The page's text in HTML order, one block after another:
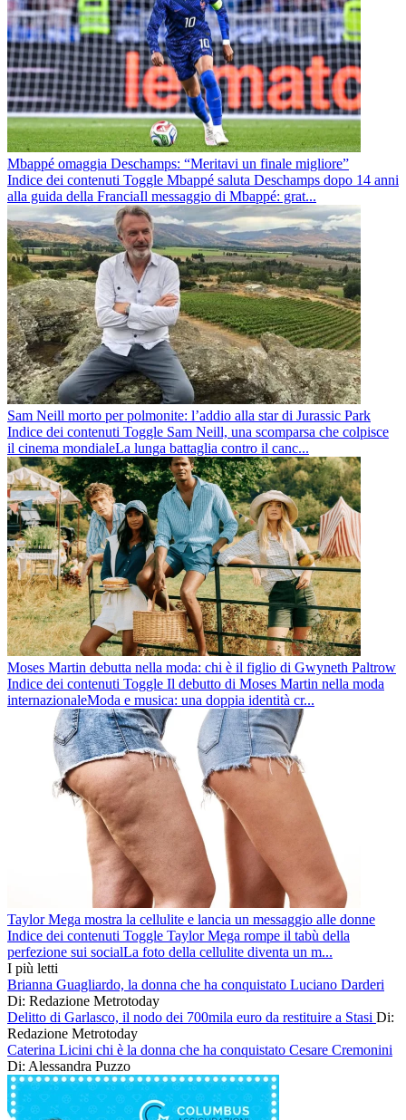
Mbappé omaggia Deschamps: “Meritavi un finale migliore”
Indice dei contenuti Toggle Mbappé saluta Deschamps dopo 14 anni
alla guida della FranciaIl messaggio di Mbappé: grat...
Sam Neill morto per polmonite: l’addio alla star di Jurassic Park
Indice dei contenuti Toggle Sam Neill, una scomparsa che colpisce
il cinema mondialeLa lunga battaglia contro il canc...
Moses Martin debutta nella moda: chi è il figlio di Gwyneth Paltrow
Indice dei contenuti Toggle Il debutto di Moses Martin nella moda
internazionaleModa e musica: una doppia identità cr...
Taylor Mega mostra la cellulite e lancia un messaggio alle donne
Indice dei contenuti Toggle Taylor Mega rompe il tabù della
perfezione sui socialLa foto della cellulite diventa un m...
I più letti
Brianna Guagliardo, la donna che ha conquistato Luciano Darderi
Di: Redazione Metrotoday
Delitto di Garlasco, il nodo dei 700mila euro da restituire a Stasi Di:
Redazione Metrotoday
Caterina Licini chi è la donna che ha conquistato Cesare Cremonini
Di: Alessandra Puzzo